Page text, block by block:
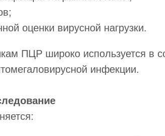
оценки вирусной нагрузки.
ПЦР широко используется в
инфекции.